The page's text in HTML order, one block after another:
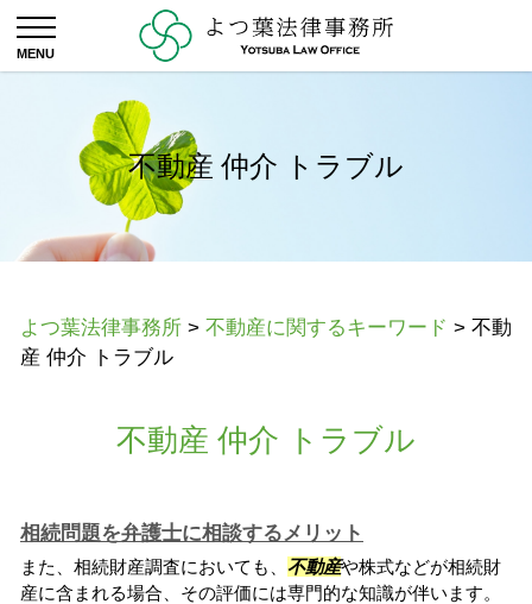
不動産 仲介 トラブル
よつ葉法律事務所 > 不動産に関するキーワード > 不動
産 仲介 トラブル
不動産 仲介 トラブル
相続問題を弁護士に相談するメリット
また、相続財産調査においても、 不動産や株式などが相続財
産に含まれる場合、その評価には専門的な知識が伴います。